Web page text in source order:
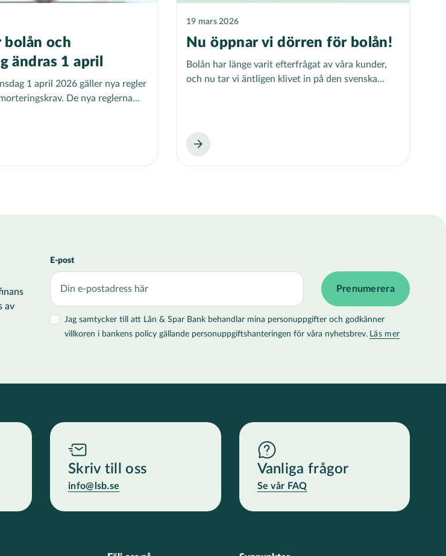
bolån och
ändras 1 april
1 april 2026 gäller nya regler
De nya reglerna...
19 mars 2026
Nu öppnar vi dörren för bolån!
Bolån har länge varit efterfrågat av våra kunder,
och nu tar vi äntligen klivet in på den svenska...
av
E-post
Jag samtycker till att Lån & Spar Bank behandlar mina personuppgifter och godkänner
villkoren i bankens policy gällande personuppgiftshanteringen för våra nyhetsbrev. Läs mer
Skriv till oss
info@lsb.se
Vanliga frågor
Se vår FAQ